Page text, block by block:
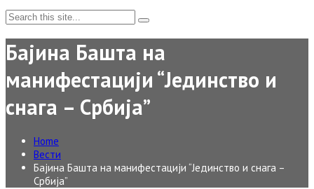
Бајина Башта на
манифестацији “Јединство и
снага – Србија”
Home
Вести
Бајина Башта на манифестацији “Јединство и снага –
Србија”